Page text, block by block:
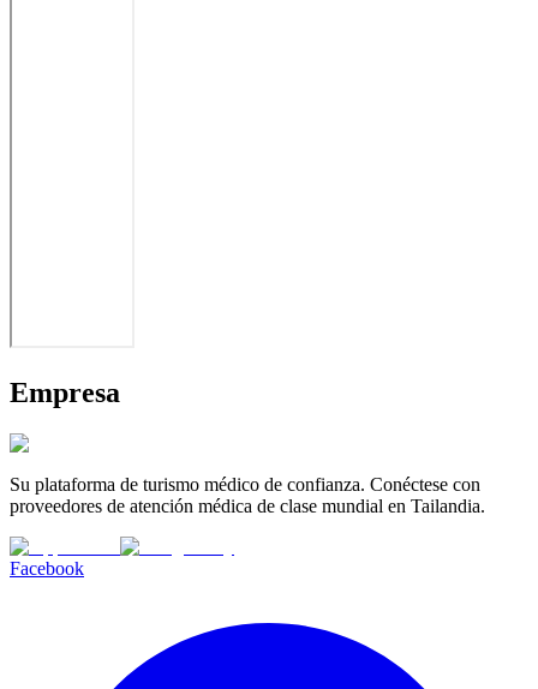
Empresa
Su plataforma de turismo médico de confianza. Conéctese con
proveedores de atención médica de clase mundial en Tailandia.
Facebook